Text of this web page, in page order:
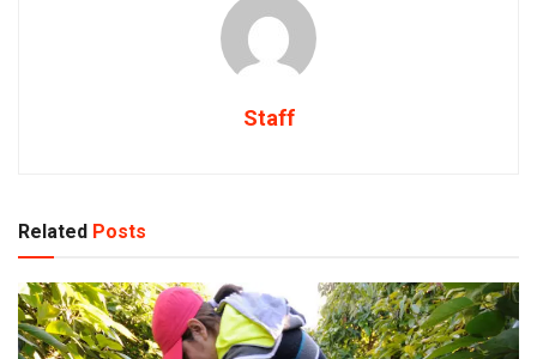
Staff
Related Posts